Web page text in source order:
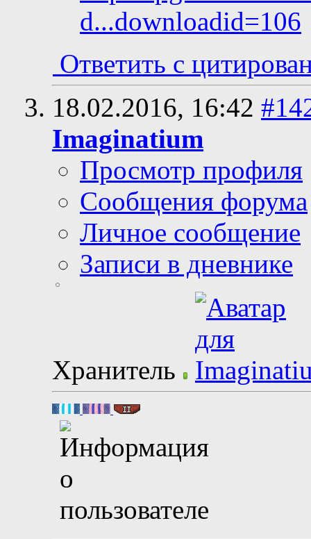
d...downloadid=106
Ответить с
18.02.2016, 16:42
Imaginatium
Просмотр профиля
Сообщения форума
Личное сообщение
Записи в дневнике
Хранитель